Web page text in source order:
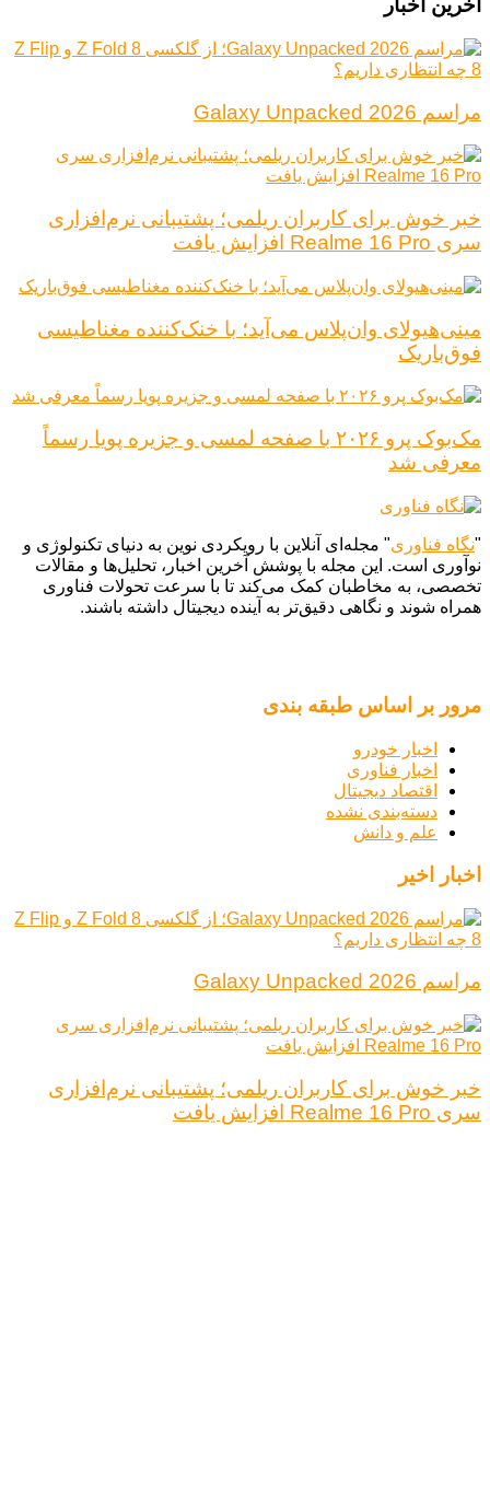
آخرین اخبار
مراسم Galaxy Unpacked 2026
خبر خوش برای کاربران ریلمی؛ پشتیبانی نرم‌افزاری
سری Realme 16 Pro افزایش یافت
مینی‌هیولای وان‌پلاس می‌آید؛ با خنک‌کننده مغناطیسی
فوق‌باریک
مک‌بوک پرو ۲۰۲۶ با صفحه لمسی و جزیره پویا رسماً
معرفی شد
"نگاه فناوری" مجله‌ای آنلاین با رویکردی نوین به دنیای تکنولوژی و
نوآوری است. این مجله با پوشش آخرین اخبار، تحلیل‌ها و مقالات
تخصصی، به مخاطبان کمک می‌کند تا با سرعت تحولات فناوری
همراه شوند و نگاهی دقیق‌تر به آینده دیجیتال داشته باشند.
مرور بر اساس طبقه بندی
اخبار خودرو
اخبار فناوری
اقتصاد دیجیتال
دسته‌بندی نشده
علم و دانش
اخبار اخیر
مراسم Galaxy Unpacked 2026
خبر خوش برای کاربران ریلمی؛ پشتیبانی نرم‌افزاری
سری Realme 16 Pro افزایش یافت